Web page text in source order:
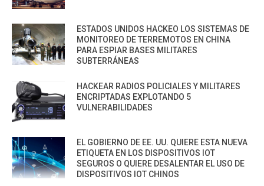
ESTADOS UNIDOS HACKEO LOS SISTEMAS DE
MONITOREO DE TERREMOTOS EN CHINA
PARA ESPIAR BASES MILITARES
SUBTERRÁNEAS
HACKEAR RADIOS POLICIALES Y MILITARES
ENCRIPTADAS EXPLOTANDO 5
VULNERABILIDADES
EL GOBIERNO DE EE. UU. QUIERE ESTA NUEVA
ETIQUETA EN LOS DISPOSITIVOS IOT
SEGUROS O QUIERE DESALENTAR EL USO DE
DISPOSITIVOS IOT CHINOS